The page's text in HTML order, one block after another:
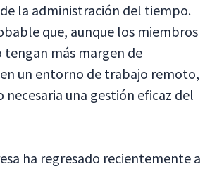
la administración del tiempo.
que, aunque los miembros
tengan más margen de
un entorno de trabajo remoto,
necesaria una gestión eficaz del
ha regresado recientemente a